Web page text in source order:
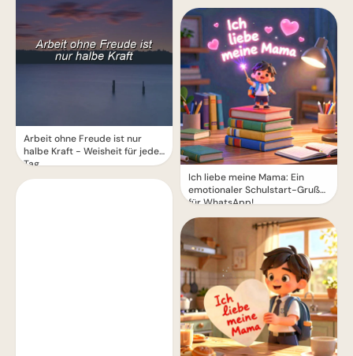
Arbeit ohne Freude ist nur
halbe Kraft - Weisheit für jeden
Tag
Ich liebe meine Mama: Ein
emotionaler Schulstart-Gruß
für WhatsApp!